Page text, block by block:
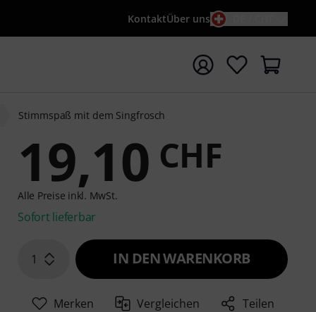
KontaktÜber uns
mit Suchwort {searchTerm} starten
Stimmspaß mit dem Singfrosch
19,10 CHF
Alle Preise inkl. MwSt.
Sofort lieferbar
1 IN DEN WARENKORB
Merken Vergleichen Teilen